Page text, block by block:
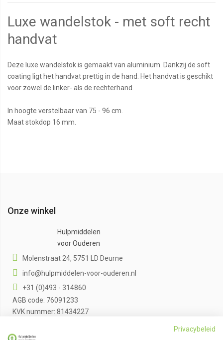
Luxe wandelstok - met soft recht
handvat
Deze luxe wandelstok is gemaakt van aluminium. Dankzij de soft
coating ligt het handvat prettig in de hand. Het handvat is geschikt
voor zowel de linker- als de rechterhand.
In hoogte verstelbaar van 75 - 96 cm.
Maat stokdop 16 mm.
Onze winkel
Hulpmiddelen
voor Ouderen
Molenstraat 24, 5751 LD Deurne
info@hulpmiddelen-voor-ouderen.nl
+31 (0)493 - 314860
AGB code: 76091233
KVK nummer: 81434227
Privacybeleid